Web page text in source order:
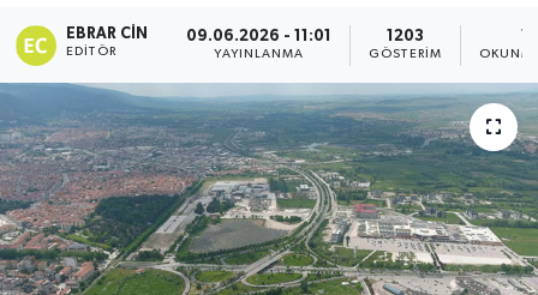
EBRAR CIN
EDITÖR
09.06.2026 - 11:01
YAYINLANMA
1203
GÖSTERIM
Eğitim
Ekonomi
Emet